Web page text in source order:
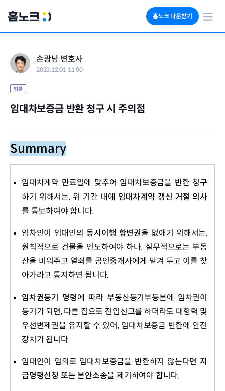
홈노크 다운받기
손광남 변호사
2023.12.01 11:00
법률
임대차보증금 반환 청구 시 주의점
Summary
임대차계약 만료일에 맞추어 임대차보증금을 반환 청구
하기 위해서는, 위 기간 내에 임대차계약 갱신 거절 의사
를 통보하여야 합니다.
임차인이 임대인의 동시이행 항변권을 없애기 위해서는,
원칙적으로 건물을 인도하여야 하나, 실무적으로는 부동
산을 비워주고 열쇠를 공인중개사에게 맡겨 두고 이를 찾
아가라고 통지하면 됩니다.
임차권등기 명령에 따라 부동산등기부등본에 임차권이
등기가 되면, 다른 집으로 전입신고를 하더라도 대항력 및
우선변제권을 유지할 수 있어, 임대차보증금 반환에 안전
장치가 됩니다.
임대인이 임의로 임대차보증금을 반환하지 않는다면 지
급명령신청 또는 본안소송을 제기하여야 합니다.